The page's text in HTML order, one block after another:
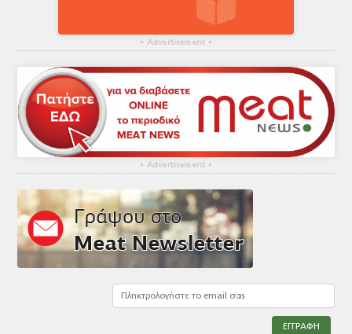
▴ Advertisement ▴
▴ Advertisement ▴